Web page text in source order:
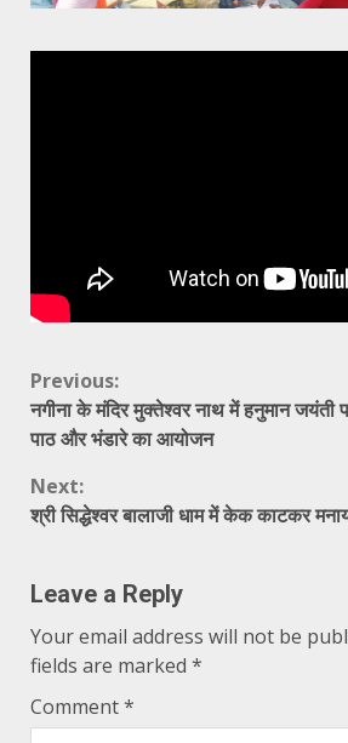
Continue
Reading
Previous:
नगीना के मंदिर मुक्तेश्वर नाथ में हनुमान जयंती
पाठ और भंडारे का आयोजन
Next:
श्री सिद्धेश्वर बालाजी धाम में केक काटकर
Leave a Reply
Your email address will not be
fields are marked *
Comment*